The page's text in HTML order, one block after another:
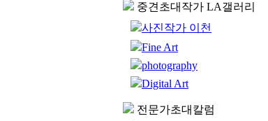
중견초대작가 LA갤러리
사진작가 이천
Fine Art
photography
Digital Art
전문가초대칼럼